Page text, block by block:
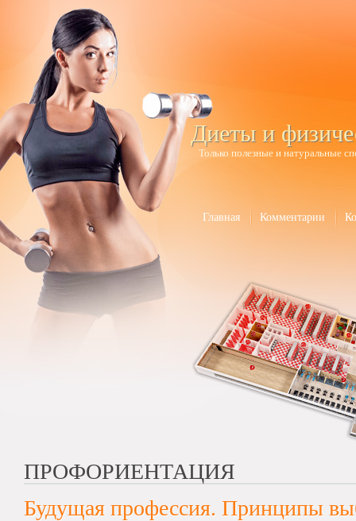
Диеты и
Только полезные и натуральные
Главная Комментарии
ПРОФОРИЕНТАЦИЯ
Будущая профессия. Принципы